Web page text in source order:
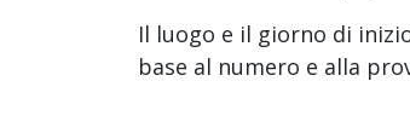
Il luogo e il giorno di
base al numero e alla